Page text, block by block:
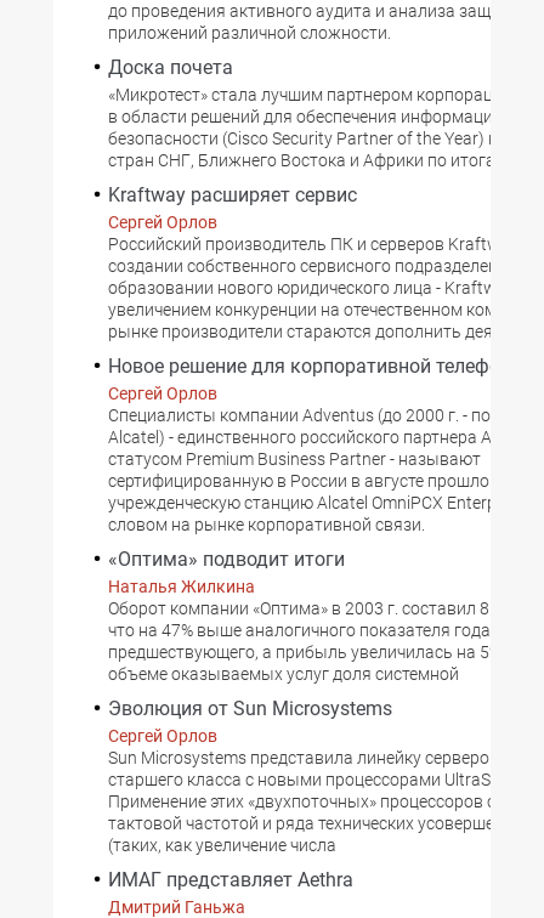
до проведения активного аудита и анализа
приложений различной сложности.
Доска почета
«Микротест» стала лучшим партнером корпорации
в области решений для обеспечения информационной
безопасности (Cisco Security Partner of the Year) на
стран СНГ, Ближнего Востока и Африки по итогам
Kraftway расширяет сервис
Сергей Орлов
Российский производитель ПК и серверов Kraftway
создании собственного сервисного подразделения и
образовании нового юридического лица - Kraftway
увеличением конкуренции на отечественном
рынке производители стараются дополнить
Новое решение для корпоративной телефонии
Сергей Орлов
Cпециалисты компании Adventus (до 2000 г. -
Alcatel) - единственного российского партнера Alcatel
статусом Premium Business Partner - называют
сертифицированную в России в августе прошлого
учрежденческую станцию Alcatel OmniPCX Enterprise
словом на рынке корпоративной связи.
«Оптима» подводит итоги
Наталья Жилкина
Оборот компании «Оптима» в 2003 г. составил 81 млн
что на 47% выше аналогичного показателя года
предшествующего, а прибыль увеличилась на 5%. В
объеме оказываемых услуг доля системной
Эволюция от Sun Microsystems
Сергей Орлов
Sun Microsystems представила линейку серверов
старшего класса с новыми процессорами UltraSPARC
Применение этих «двухпоточных» процессоров с
тактовой частотой и ряда технических
(таких, как увеличение числа
ИМАГ представляет Aethra
Дмитрий Ганьжа